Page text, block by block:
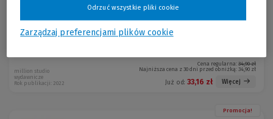
Amanda Kruk-Gawędzka
Cena regularna: 34,90 zł
Najniższa cena z 30 dni przed obniżką: 34,90 zł
Już od: 33,16 zł Więcej
million studio
wydawnicze
Rok publikacji: 2022
Promocja!
Zarządzaj preferencjami plików cookie
Odrzuć wszystkie pliki cookie